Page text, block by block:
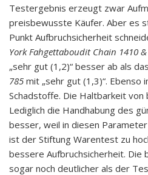
Testergebnis erzeugt zwar
preisbewusste Käufer. Aber es
Punkt Aufbruchsicherheit
York Fahgettaboudit Chain 1410
„sehr gut (1,2)“ besser ab als
785 mit „sehr gut (1,3)“. Ebenso
Schadstoffe. Die Haltbarkeit von
Lediglich die Handhabung des
besser, weil in diesen
ist der Stiftung Warentest zu
bessere Aufbruchsicherheit.
sogar noch deutlicher als der